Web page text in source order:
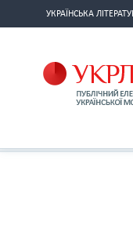
УКРАЇНСЬКА